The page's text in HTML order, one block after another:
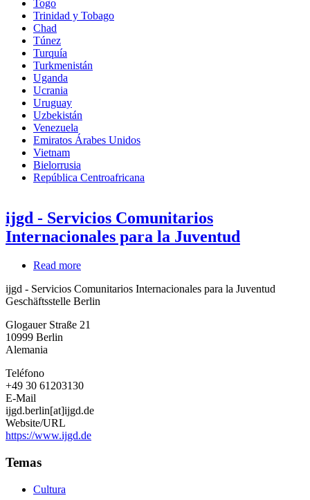
Togo
Trinidad y Tobago
Chad
Túnez
Turquía
Turkmenistán
Uganda
Ucrania
Uruguay
Uzbekistán
Venezuela
Emiratos Árabes Unidos
Vietnam
Bielorrusia
República Centroafricana
ijgd - Servicios Comunitarios
Internacionales para la Juventud
Read more
-
Servicios
Internacionales
ijgd - Servicios Comunitarios Internacionales para la Juventud
Geschäftsstelle Berlin
Glogauer Straße 21
10999 Berlin
Alemania
Teléfono
+49 30 61203130
E-Mail
ijgd.berlin[at]ijgd.de
Website/URL
https://www.ijgd.de
Temas
Cultura